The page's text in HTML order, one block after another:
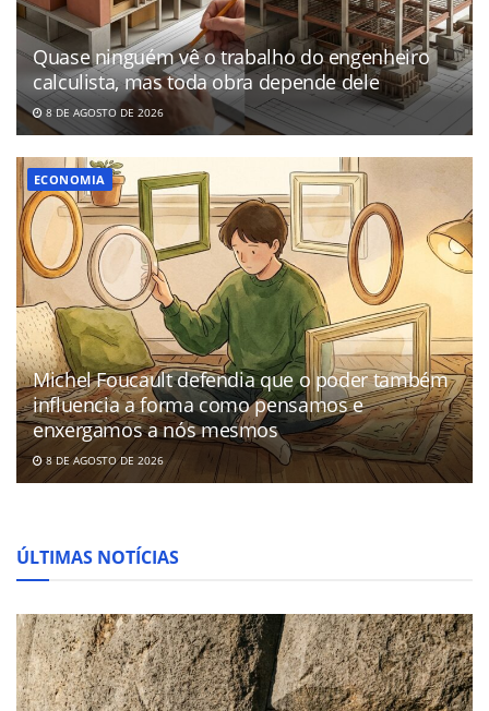
Quase ninguém vê o trabalho do engenheiro
calculista, mas toda obra depende dele
8 DE AGOSTO DE 2026
ECONOMIA
Michel Foucault defendia que o poder também
influencia a forma como pensamos e
enxergamos a nós mesmos
8 DE AGOSTO DE 2026
ÚLTIMAS NOTÍCIAS